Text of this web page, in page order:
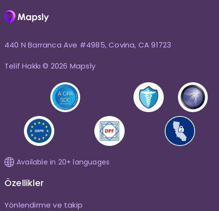
440 N Barranca Ave #4985, Covina, CA 91723
Telif Hakkı © 2026 Mapsly
Available in 20+ languages
Özellikler
Yönlendirme ve takip